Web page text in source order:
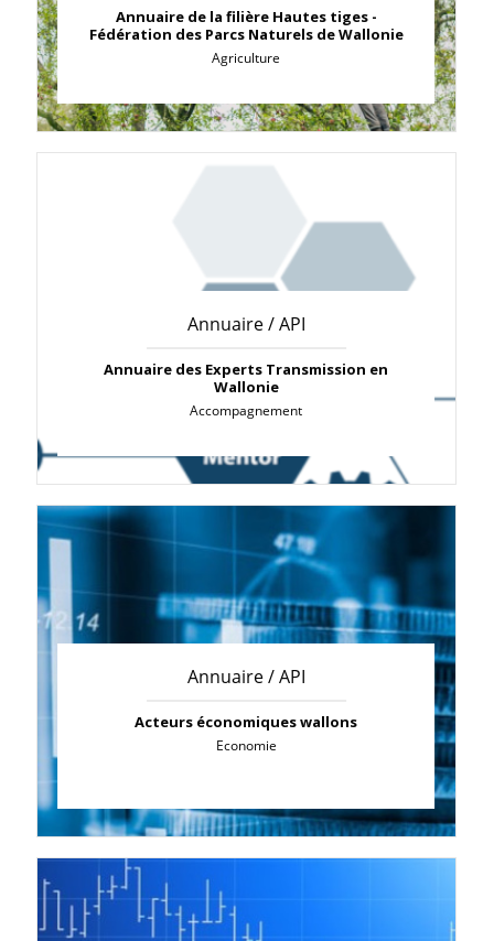
Annuaire de la filière Hautes tiges -
Fédération des Parcs Naturels de Wallonie
Agriculture
Annuaire / API
Annuaire des Experts Transmission en
Wallonie
Accompagnement
Annuaire / API
Acteurs économiques wallons
Economie